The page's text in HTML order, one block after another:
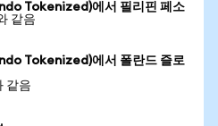
Tokenized)에서 필리핀 페소
같음
Tokenized)에서 폴란드 즐로
같음